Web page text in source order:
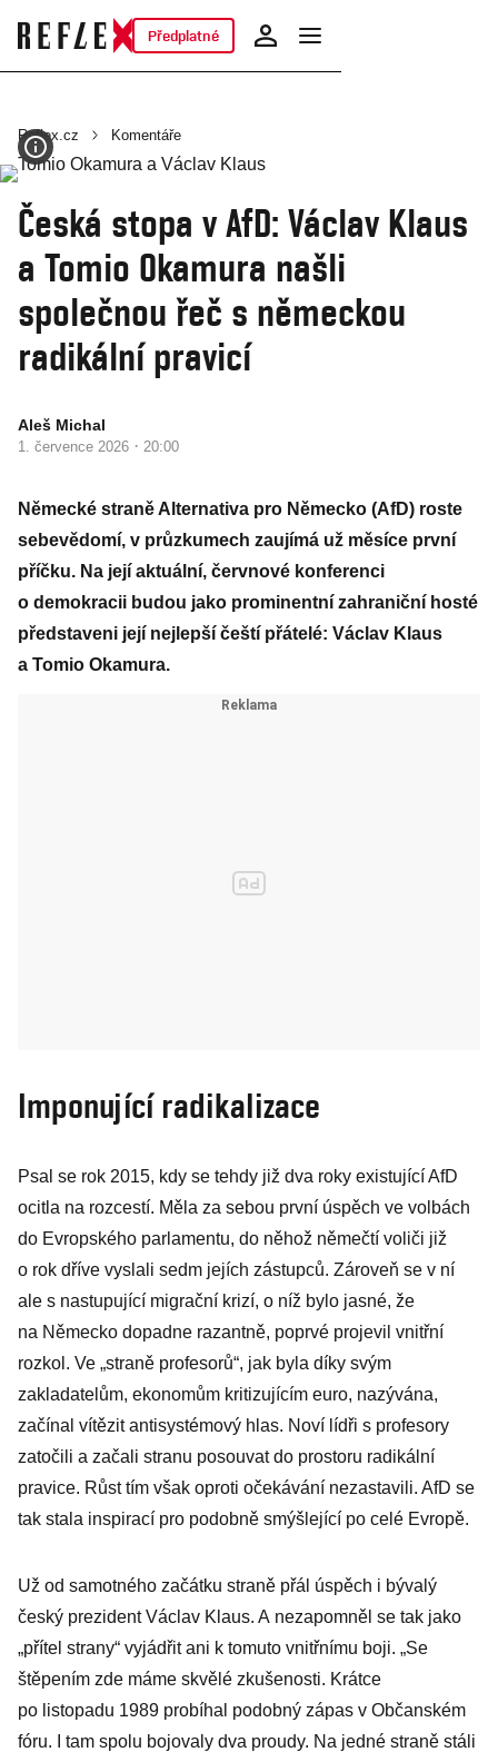
Předplatné
Reflex.cz Komentáře
Česká stopa v AfD: Václav Klaus
a Tomio Okamura našli
společnou řeč s německou
radikální pravicí
Aleš Michal
1. července 2026 · 20:00
Německé straně Alternativa pro Německo (AfD) roste
sebevědomí, v průzkumech zaujímá už měsíce první
příčku. Na její aktuální, červnové konferenci
o demokracii budou jako prominentní zahraniční hosté
představeni její nejlepší čeští přátelé: Václav Klaus
a Tomio Okamura.
Imponující radikalizace
Psal se rok 2015, kdy se tehdy již dva roky existující AfD
ocitla na rozcestí. Měla za sebou první úspěch ve volbách
do Evropského parlamentu, do něhož němečtí voliči již
o rok dříve vyslali sedm jejích zástupců. Zároveň se v ní
ale s nastupující migrační krizí, o níž bylo jasné, že
na Německo dopadne razantně, poprvé projevil vnitřní
rozkol. Ve „straně profesorů“, jak byla díky svým
zakladatelům, ekonomům kritizujícím euro, nazývána,
začínal vítězit antisystémový hlas. Noví lídři s profesory
zatočili a začali stranu posouvat do prostoru radikální
pravice. Růst tím však oproti očekávání nezastavili. AfD se
tak stala inspirací pro podobně smýšlející po celé Evropě.
Už od samotného začátku straně přál úspěch i bývalý
český prezident Václav Klaus. A nezapomněl se tak jako
„přítel strany“ vyjádřit ani k tomuto vnitřnímu boji. „Se
štěpením zde máme skvělé zkušenosti. Krátce
po listopadu 1989 probíhal podobný zápas v Občanském
fóru. I tam spolu bojovaly dva proudy. Na jedné straně stáli